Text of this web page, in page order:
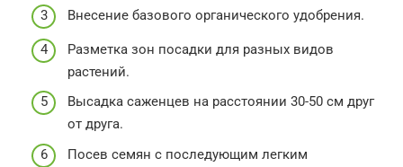
Внесение базового органического удобрения.
Разметка зон посадки для разных видов
растений.
Высадка саженцев на расстоянии 30-50 см друг
от друга.
Посев семян с последующим легким